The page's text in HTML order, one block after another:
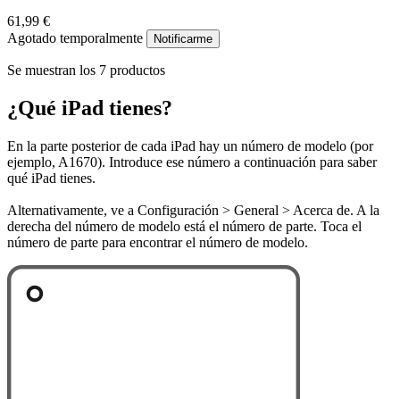
61,99 €
Agotado temporalmente
Notificarme
Se muestran los 7 productos
¿Qué iPad tienes?
En la parte posterior de cada iPad hay un número de modelo (por
ejemplo, A1670). Introduce ese número a continuación para saber
qué iPad tienes.
Alternativamente, ve a Configuración > General > Acerca de. A la
derecha del número de modelo está el número de parte. Toca el
número de parte para encontrar el número de modelo.